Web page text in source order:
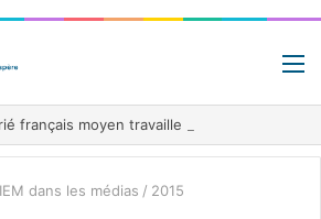
dans les médias / 2015